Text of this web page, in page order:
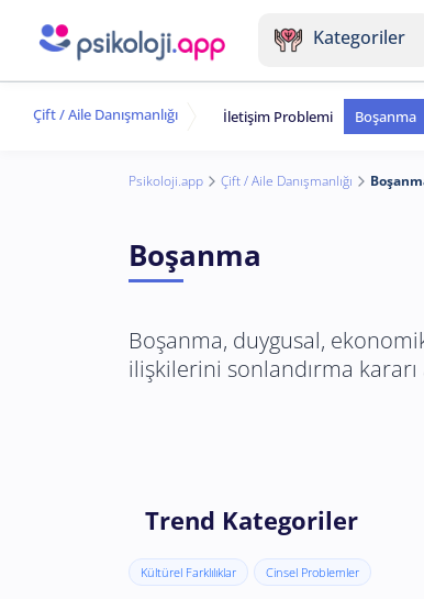
Kategoriler
Çift / Aile Danışmanlığı İletişim Problemi Boşanma
Psikoloji.app Çift / Aile Danışmanlığı
Boşanma
Boşanma, duygusal,
ilişkilerini sonlandırma kararı
Trend Kategoriler
Kültürel Farklılıklar Cinsel Problemler